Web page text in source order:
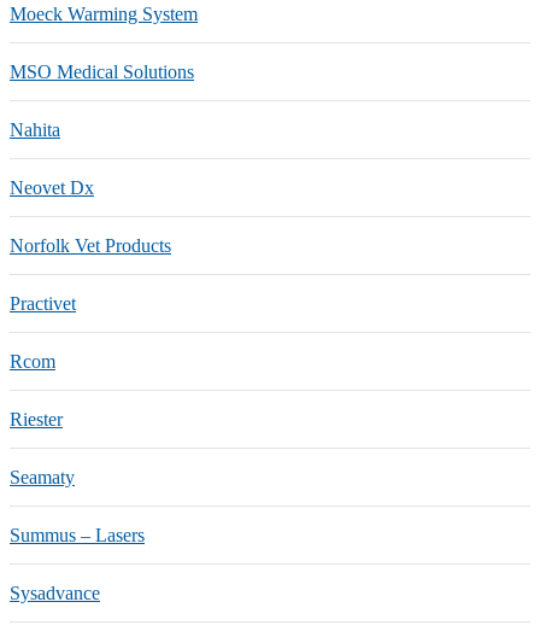
Moeck Warming System
MSO Medical Solutions
Nahita
Neovet Dx
Norfolk Vet Products
Practivet
Rcom
Riester
Seamaty
Summus – Lasers
Sysadvance